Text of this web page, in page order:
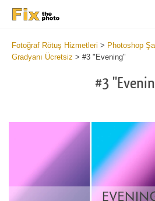
Fotoğraf Rötuş Hizmetleri > Photoshop
Gradyanı Ücretsiz > #3 "Evening"
#3